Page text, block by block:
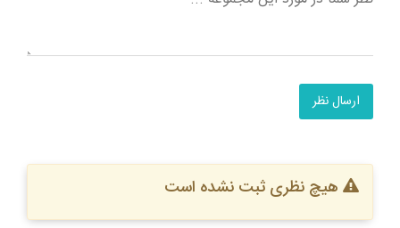
ارسال نظر
هیچ نظری ثبت نشده است